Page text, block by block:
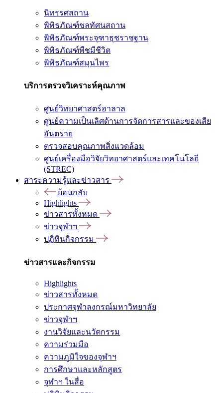
นิทรรศสถาน
พิพิธภัณฑ์ชลทัศนสถาน
พิพิธภัณฑ์พระจุฑาธุชราชฐาน
พิพิธภัณฑ์พืชมีชีวิต
พิพิธภัณฑ์สมุนไพร
บริการตรวจวิเคราะห์คุณภาพ
ศูนย์วิทยาศาสตร์ฮาลาล
ศูนย์ความเป็นเลิศด้านการจัดการสารและของเสีย
อันตราย
ตรวจสอบคุณภาพสิ่งแวดล้อม
ศูนย์เครื่องมือวิจัยวิทยาศาสตร์และเทคโนโลยี
(STREC)
สาระความรู้และข่าวสาร
ย้อนกลับ
Highlights
ข่าวสารทั้งหมด
ข่าวจุฬาฯ
ปฏิทินกิจกรรม
ข่าวสารและกิจกรรม
Highlights
ข่าวสารทั้งหมด
ประกาศจุฬาลงกรณ์มหาวิทยาลัย
ข่าวจุฬาฯ
งานวิจัยและนวัตกรรม
ความร่วมมือ
ความภูมิใจของจุฬาฯ
การศึกษาและหลักสูตร
จุฬาฯ ในสื่อ